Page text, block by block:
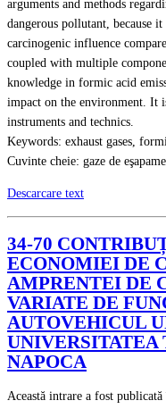
arguments and methods
dangerous pollutant, because
carcinogenic influence
coupled with multiple
knowledge in formic acid
impact on the environment. It
instruments and technics.
Keywords: exhaust gases,
Cuvinte cheie: gaze de
Descarcare text
34-70
ECONOMIEI DE
AMPRENTEI DE
VARIATE DE
AUTOVEHICUL
NAPOCA
Această intrare a fost publicată